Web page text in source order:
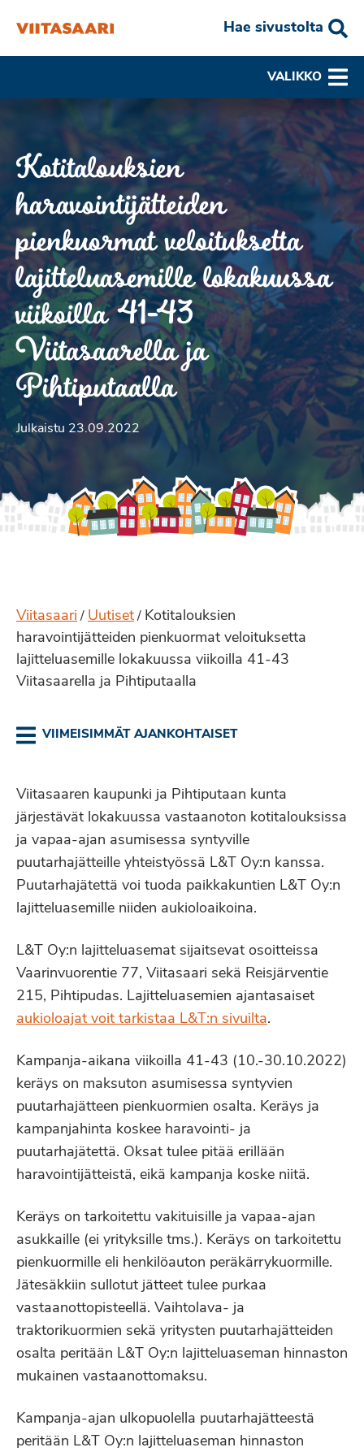
Hae sivustolta
VALIKKO
Kotitalouksien
haravointijätteiden
pienkuormat veloituksetta
lajitteluasemille lokakuussa
viikoilla 41-43
Viitasaarella ja
Pihtiputaalla
Julkaistu 23.09.2022
Viitasaari / Uutiset / Kotitalouksien
haravointijätteiden pienkuormat veloituksetta
lajitteluasemille lokakuussa viikoilla 41-43
Viitasaarella ja Pihtiputaalla
VIIMEISIMMÄT AJANKOHTAISET
Viitasaaren kaupunki ja Pihtiputaan kunta
järjestävät lokakuussa vastaanoton kotitalouksissa
ja vapaa-ajan asumisessa syntyville
puutarhajätteille yhteistyössä L&T Oy:n kanssa.
Puutarhajätettä voi tuoda paikkakuntien L&T Oy:n
lajitteluasemille niiden aukioloaikoina.
L&T Oy:n lajitteluasemat sijaitsevat osoitteissa
Vaarinvuorentie 77, Viitasaari sekä Reisjärventie
215, Pihtipudas. Lajitteluasemien ajantasaiset
aukioloajat voit tarkistaa L&T:n sivuilta.
Kampanja-aikana viikoilla 41-43 (10.-30.10.2022)
keräys on maksuton asumisessa syntyvien
puutarhajätteen pienkuormien osalta. Keräys ja
kampanjahinta koskee haravointi- ja
puutarhajätettä. Oksat tulee pitää erillään
haravointijätteistä, eikä kampanja koske niitä.
Keräys on tarkoitettu vakituisille ja vapaa-ajan
asukkaille (ei yrityksille tms.). Keräys on tarkoitettu
pienkuormille eli henkilöauton peräkärrykuormille.
Jätesäkkiin sullotut jätteet tulee purkaa
vastaanottopisteellä. Vaihtolava- ja
traktorikuormien sekä yritysten puutarhajätteiden
osalta peritään L&T Oy:n lajitteluaseman hinnaston
mukainen vastaanottomaksu.
Kampanja-ajan ulkopuolella puutarhajätteestä
peritään L&T Oy:n lajitteluaseman hinnaston